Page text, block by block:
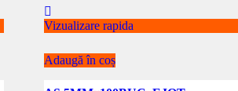
Vizualizare rapida
Adaugă în coș